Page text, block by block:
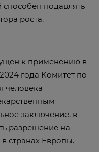
подавлять
роста.
к применению в
года Комитет по
человека
заключение, в
разрешение на
странах Европы.